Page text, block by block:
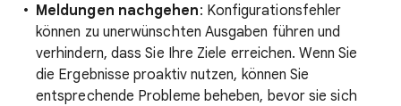
Meldungen nachgehen: Konfigurationsfehler
können zu unerwünschten Ausgaben führen und
verhindern, dass Sie Ihre Ziele erreichen. Wenn Sie
die Ergebnisse proaktiv nutzen, können Sie
entsprechende Probleme beheben, bevor sie sich